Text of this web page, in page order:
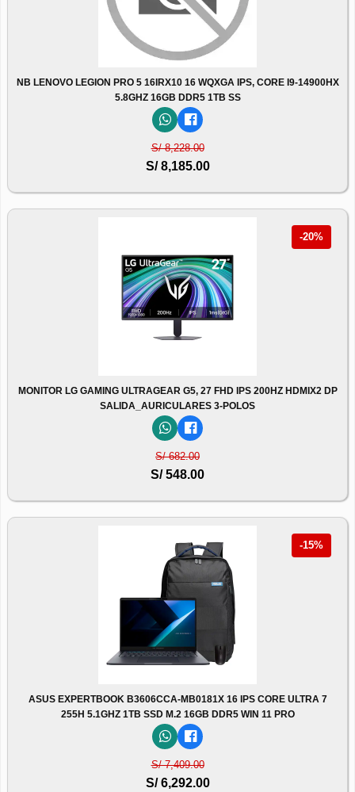
NB LENOVO LEGION PRO 5 16IRX10 16 WQXGA IPS, CORE I9-14900HX
5.8GHZ 16GB DDR5 1TB SS
S/ 8,228.00
S/ 8,185.00
-20%
MONITOR LG GAMING ULTRAGEAR G5, 27 FHD IPS 200HZ HDMIX2 DP
SALIDA_AURICULARES 3-POLOS
S/ 682.00
S/ 548.00
-15%
ASUS EXPERTBOOK B3606CCA-MB0181X 16 IPS CORE ULTRA 7
255H 5.1GHZ 1TB SSD M.2 16GB DDR5 WIN 11 PRO
S/ 7,409.00
S/ 6,292.00